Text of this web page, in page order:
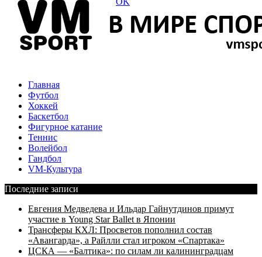
Главная
Футбол
Хоккей
Баскетбол
Фигурное катание
Теннис
Волейбол
Гандбол
VM-Культура
Последние записи
Евгения Медведева и Ильдар Гайнутдинов примут
участие в Young Star Ballet в Японии
Трансферы КХЛ: Просветов пополнил состав
«Авангарда», а Райлли стал игроком «Спартака»
ЦСКА — «Балтика»: по силам ли калининградцам